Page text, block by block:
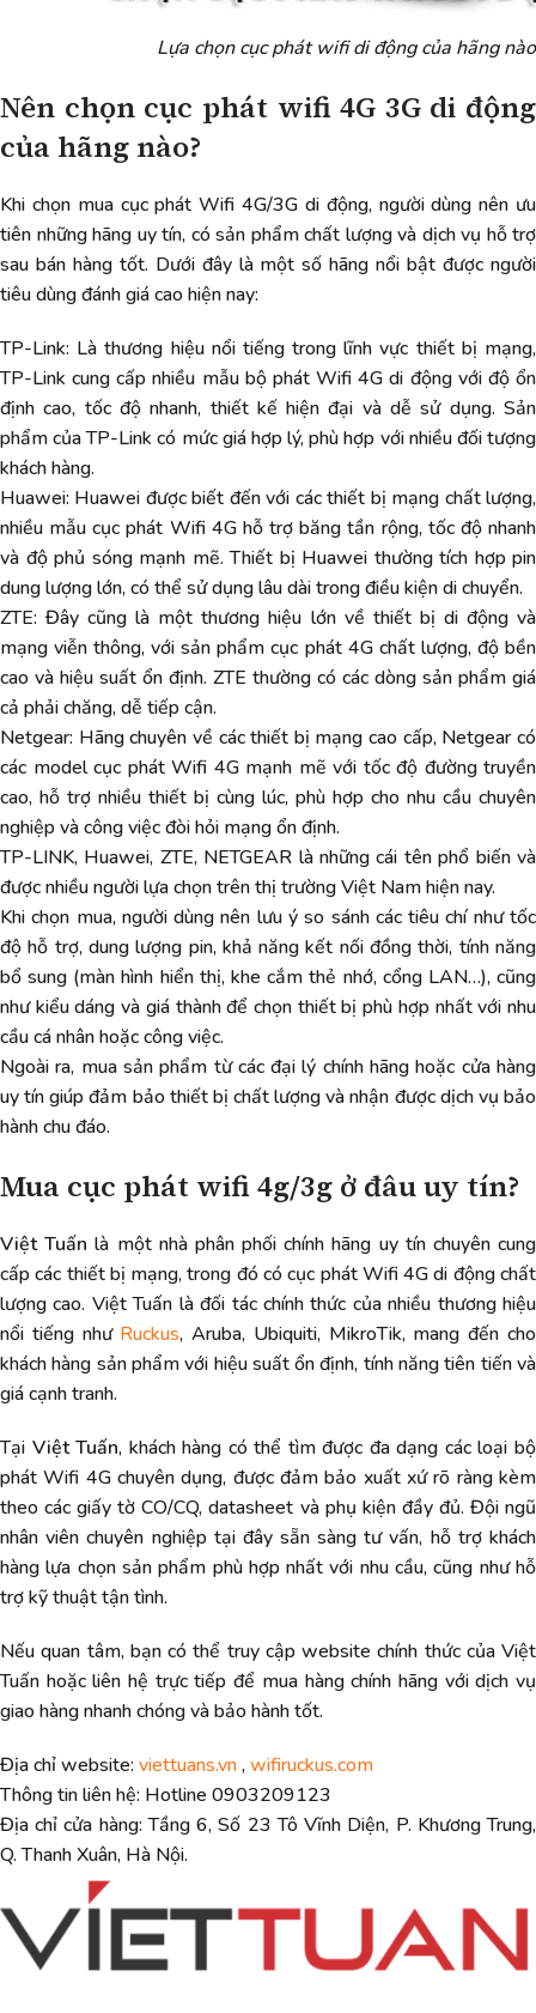
Lựa chọn cục phát wifi di động của hãng
Nên chọn cục phát wifi 4G 3G di động
của hãng nào?
Khi chọn mua cục phát Wifi 4G/3G di động, người dùng nên ưu
tiên những hãng uy tín, có sản phẩm chất lượng và dịch vụ hỗ trợ
sau bán hàng tốt. Dưới đây là một số hãng nổi bật được người
tiêu dùng đánh giá cao hiện nay:
TP-Link: Là thương hiệu nổi tiếng trong lĩnh vực thiết bị mạng,
TP-Link cung cấp nhiều mẫu bộ phát Wifi 4G di động với độ ổn
định cao, tốc độ nhanh, thiết kế hiện đại và dễ sử dụng. Sản
phẩm của TP-Link có mức giá hợp lý, phù hợp với nhiều đối tượng
khách hàng.
Huawei: Huawei được biết đến với các thiết bị mạng chất lượng,
nhiều mẫu cục phát Wifi 4G hỗ trợ băng tần rộng, tốc độ nhanh
và độ phủ sóng mạnh mẽ. Thiết bị Huawei thường tích hợp pin
dung lượng lớn, có thể sử dụng lâu dài trong điều kiện di chuyển.
ZTE: Đây cũng là một thương hiệu lớn về thiết bị di động và
mạng viễn thông, với sản phẩm cục phát 4G chất lượng, độ bền
cao và hiệu suất ổn định. ZTE thường có các dòng sản phẩm giá
cả phải chăng, dễ tiếp cận.
Netgear: Hãng chuyên về các thiết bị mạng cao cấp, Netgear có
các model cục phát Wifi 4G mạnh mẽ với tốc độ đường truyền
cao, hỗ trợ nhiều thiết bị cùng lúc, phù hợp cho nhu cầu chuyên
nghiệp và công việc đòi hỏi mạng ổn định.
TP-LINK, Huawei, ZTE, NETGEAR là những cái tên phổ biến và
được nhiều người lựa chọn trên thị trường Việt Nam hiện nay.
Khi chọn mua, người dùng nên lưu ý so sánh các tiêu chí như tốc
độ hỗ trợ, dung lượng pin, khả năng kết nối đồng thời, tính năng
bổ sung (màn hình hiển thị, khe cắm thẻ nhớ, cổng LAN…), cũng
như kiểu dáng và giá thành để chọn thiết bị phù hợp nhất với nhu
cầu cá nhân hoặc công việc.
Ngoài ra, mua sản phẩm từ các đại lý chính hãng hoặc cửa hàng
uy tín giúp đảm bảo thiết bị chất lượng và nhận được dịch vụ bảo
hành chu đáo.
Mua cục phát wifi 4g/3g ở đâu uy tín?
Việt Tuấn là một nhà phân phối chính hãng uy tín chuyên cung
cấp các thiết bị mạng, trong đó có cục phát Wifi 4G di động chất
lượng cao. Việt Tuấn là đối tác chính thức của nhiều thương hiệu
nổi tiếng như Ruckus, Aruba, Ubiquiti, MikroTik, mang đến cho
khách hàng sản phẩm với hiệu suất ổn định, tính năng tiên tiến và
giá cạnh tranh.
Tại Việt Tuấn, khách hàng có thể tìm được đa dạng các loại bộ
phát Wifi 4G chuyên dụng, được đảm bảo xuất xứ rõ ràng kèm
theo các giấy tờ CO/CQ, datasheet và phụ kiện đầy đủ. Đội ngũ
nhân viên chuyên nghiệp tại đây sẵn sàng tư vấn, hỗ trợ khách
hàng lựa chọn sản phẩm phù hợp nhất với nhu cầu, cũng như hỗ
trợ kỹ thuật tận tình.
Nếu quan tâm, bạn có thể truy cập website chính thức của Việt
Tuấn hoặc liên hệ trực tiếp để mua hàng chính hãng với dịch vụ
giao hàng nhanh chóng và bảo hành tốt.
Địa chỉ website: viettuans.vn,wifiruckus.com
Thông tin liên hệ: Hotline 0903209123
Địa chỉ cửa hàng: Tầng 6, Số 23 Tô Vĩnh Diện, P. Khương Trung,
Q. Thanh Xuân, Hà Nội.